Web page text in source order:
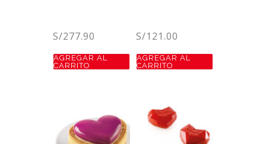
S/277.90
AGREGAR AL
CARRITO
S/121.00
AGREGAR AL
CARRITO